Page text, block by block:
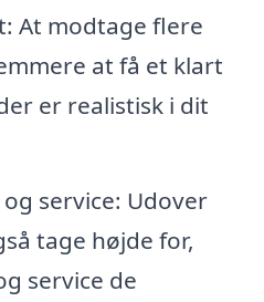
At modtage flere
at få et klart
er realistisk i dit
service: Udover
tage højde for,
service de